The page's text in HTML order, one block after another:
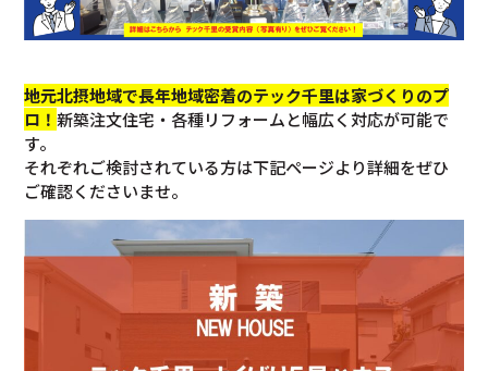
地元北摂地域で長年地域密着のテック千里は家づくりのプ
ロ！新築注文住宅・各種リフォームと幅広く対応が可能で
す。
それぞれご検討されている方は下記ページより詳細をぜひ
ご確認くださいませ。